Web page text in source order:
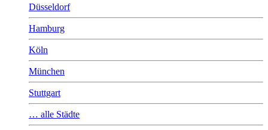
Düsseldorf
Hamburg
Köln
München
Stuttgart
… alle Städte